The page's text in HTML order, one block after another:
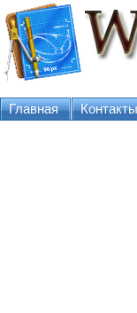
Главная Контакты